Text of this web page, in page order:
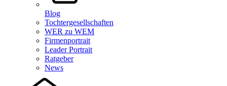
Blog
Tochtergesellschaften
WER zu WEM
Firmenportrait
Leader Portrait
Ratgeber
News